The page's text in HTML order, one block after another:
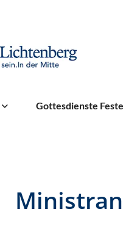
Gottesdienste